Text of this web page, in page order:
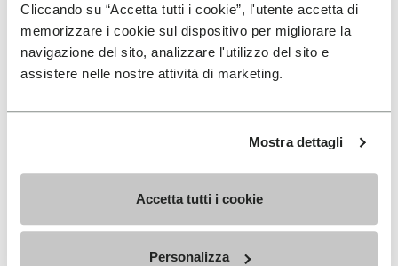
Cliccando su “Accetta tutti i cookie”, l'utente accetta di
memorizzare i cookie sul dispositivo per migliorare la
navigazione del sito, analizzare l'utilizzo del sito e
assistere nelle nostre attività di marketing.
Mostra dettagli
Accetta tutti i cookie
Personalizza
Détails